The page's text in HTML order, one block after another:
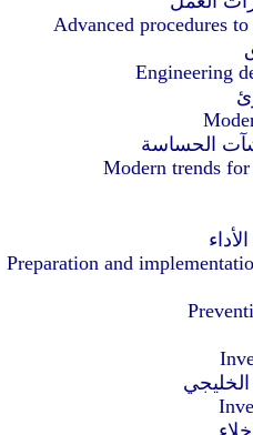
Advanced procedures
Engineering
الحساسة
Modern trends
Preparation and